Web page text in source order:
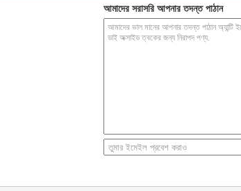
আমাদের সরাসরি আপনার তদন্ত পাঠান